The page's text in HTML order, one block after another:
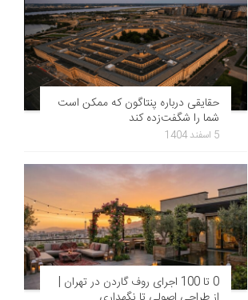
حقایقی درباره پنتاگون که ممکن است
شما را شگفت‌زده کند
5 اسفند 1404
0 تا 100 اجرای روف گاردن در تهران |